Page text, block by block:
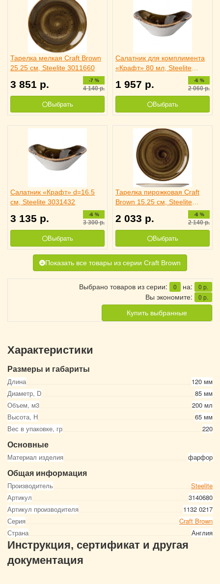
Тарелка мелкая Craft Brown
25.25 см, Steelite 3011660
3 851 р. -7 %
4 140р.
Выбрать
Салатник для комплимента
«Крафт» 80 мл, Steelite
1 957 р. -6 %
2 060р.
Выбрать
Салатник «Крафт» d=16.5
см, Steelite 3031432
3 135 р. -6 %
3 300р.
Выбрать
Тарелка пирожковая Craft
Brown 15.25 см, Steelite
2 033 р. -6 %
2 140р.
Выбрать
Показать все товары из серии Craft Brown
Выбрано товаров из серии: 0 на: 0 р.
Вы экономите: 0 р.
Купить выбранные
Характеристики
Размеры и габариты
Длина
120 мм
Диаметр, D
85 мм
Объем, м3
200 мл
Высота, Н
65 мм
Вес в упаковке, гр
220
Основные
Материал изделия фарфор
Общая информация
Производитель
Steelite
Артикул
3140680
Артикул производителя
1132 0217
Серия
Craft Brown
Страна
Англия
Инструкция, сертификат и другая
документация